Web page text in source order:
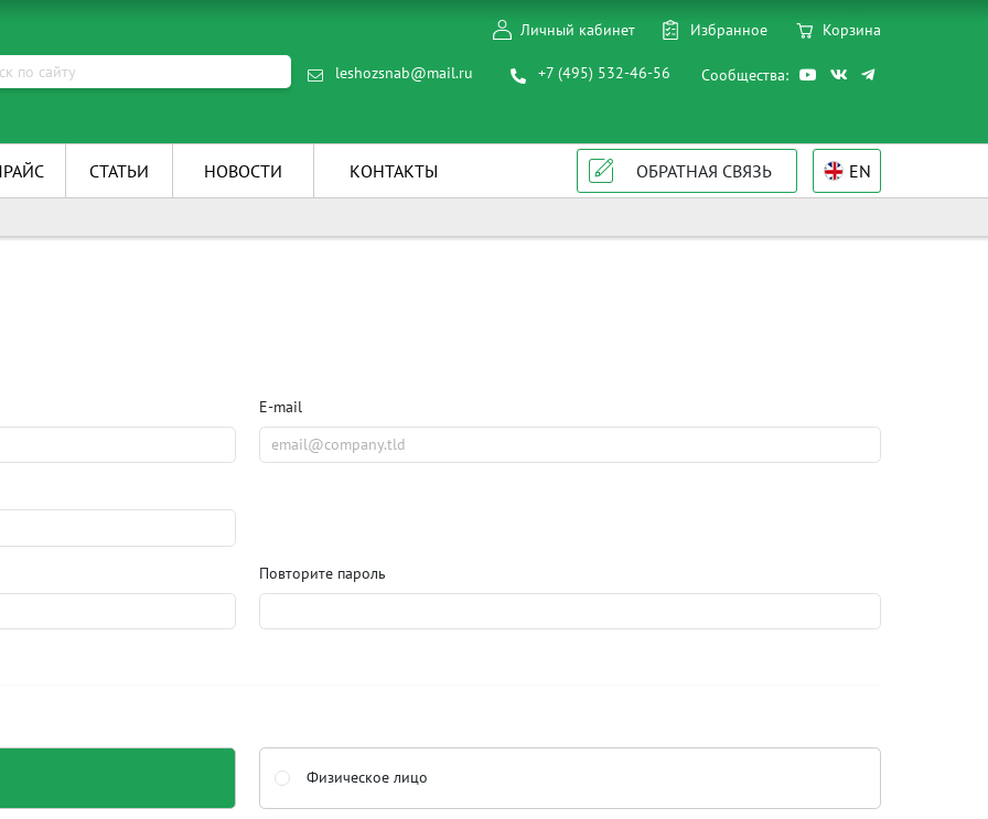
Личный кабинет Избранное Корзина
leshozsnab@mail.ru +7 (495) 532-46-56 Сообщества:
СТАТЬИ НОВОСТИ КОНТАКТЫ ОБРАТНАЯ СВЯЗЬ EN
E-mail
Повторите пароль
Физическое лицо